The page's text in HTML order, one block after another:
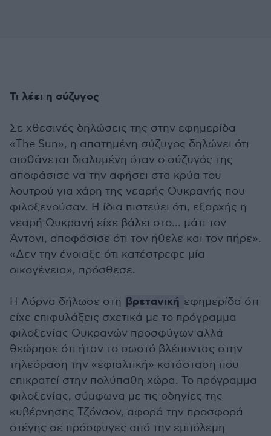
Τι λέει η σύζυγος
Σε χθεσινές δηλώσεις της στην εφημερίδα
«The Sun», η απατημένη σύζυγος δηλώνει ότι
αισθάνεται διαλυμένη όταν ο σύζυγός της
αποφάσισε να την αφήσει στα κρύα του
λουτρού για χάρη της νεαρής Ουκρανής που
φιλοξενούσαν. Η ίδια πιστεύει ότι, εξαρχής η
νεαρή Ουκρανή είχε βάλει στο... μάτι τον
Άντονι, αποφάσισε ότι τον ήθελε και τον πήρε».
«Δεν την ένοιαξε ότι κατέστρεφε μία
οικογένεια», πρόσθεσε.
Η Λόρνα δήλωσε στη βρετανική εφημερίδα ότι
είχε επιφυλάξεις σχετικά με το πρόγραμμα
φιλοξενίας Ουκρανών προσφύγων αλλά
θεώρησε ότι ήταν το σωστό βλέποντας στην
τηλεόραση την «εφιαλτική» κατάσταση που
επικρατεί στην πολύπαθη χώρα. Το πρόγραμμα
φιλοξενίας, σύμφωνα με τις οδηγίες της
κυβέρνησης Τζόνσον, αφορά την προσφορά
στέγης σε πρόσφυγες από την εμπόλεμη